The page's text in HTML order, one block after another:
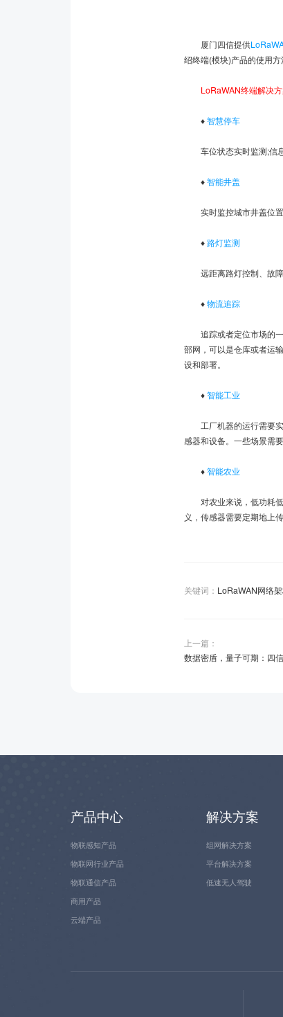
厦门四信提供
绍终端(模块)产品的使用方
LoRaWAN终端解决
♦智慧停车
车位状态实时监测;信
♦智能井盖
实时监控城市井盖位置
♦路灯监测
远距离路灯控制、故障
♦物流追踪
追踪或者定位市场的一
部网，可以是仓库或者运
设和部署。
♦智能工业
工厂机器的运行需要实
感器和设备。一些场景需
♦智能农业
对农业来说，低功耗低
义，传感器需要定期地上
关键词： LoRaWAN网络
上一篇：
数据密盾，量子可期：四
产品中心
物联感知产品
物联网行业产品
物联通信产品
商用产品
云端产品
解决方案
组网解决方案
平台解决方案
低速无人驾驶